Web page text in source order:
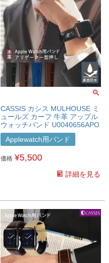
CASSIS カシス MULHOUSE ミ
ュールズ カーフ 牛革 アップル
ウォッチバンド U0040656APO
Applewatch用バンド
価格 ¥5,500
詳細を見る